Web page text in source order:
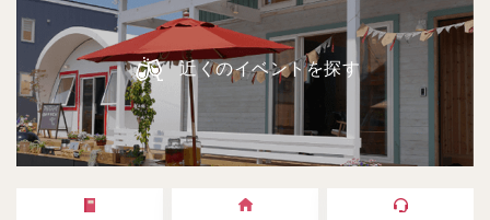
近くのイベントを探す